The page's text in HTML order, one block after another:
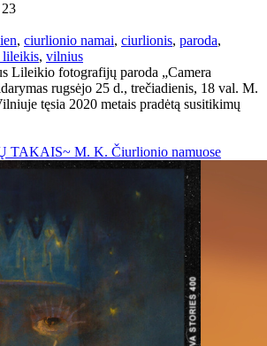
23
, ciurlionio namai, ciurlionis, paroda,
lileikis, vilnius
Lileikio fotografijų paroda „Camera
rugsėjo 25 d., trečiadienis, 18 val. M.
tęsia 2020 metais pradėtą susitikimų
TAKAIS~ M. K. Čiurlionio namuose